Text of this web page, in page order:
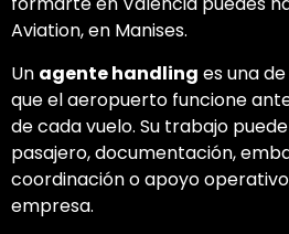
Aviation, en Manises.
Un agente handling es una
que el aeropuerto funcione
de cada vuelo. Su trabajo
pasajero, documentación,
coordinación o apoyo
empresa.